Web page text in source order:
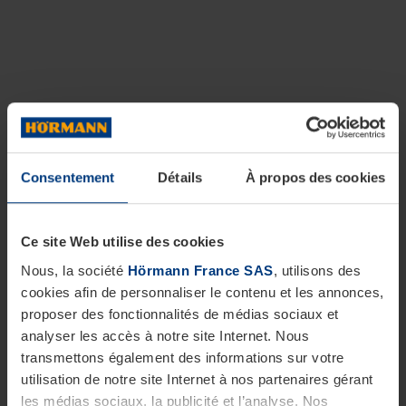
Consentement Détails À propos des cookies
Ce site Web utilise des cookies
Nous, la société Hörmann France SAS, utilisons des
cookies afin de personnaliser le contenu et les annonces,
proposer des fonctionnalités de médias sociaux et
analyser les accès à notre site Internet. Nous
transmettons également des informations sur votre
utilisation de notre site Internet à nos partenaires gérant
les médias sociaux, la publicité et l’analyse. Nos